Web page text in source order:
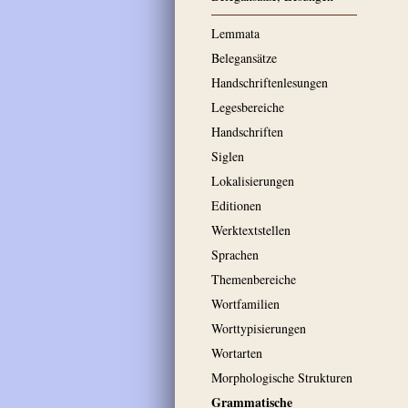
Lemmata
Belegansätze
Handschriftenlesungen
Legesbereiche
Handschriften
Siglen
Lokalisierungen
Editionen
Werktextstellen
Sprachen
Themenbereiche
Wortfamilien
Worttypisierungen
Wortarten
Morphologische Strukturen
Grammatische